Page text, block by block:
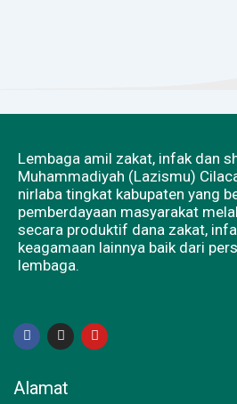
Lembaga amil zakat, infak dan
Muhammadiyah (Lazismu)
nirlaba tingkat kabupaten yang
pemberdayaan masyarakat
secara produktif dana zakat,
keagamaan lainnya baik dari
lembaga.
F
a
c
o
I
n
s
g
Y
o
u
Alamat